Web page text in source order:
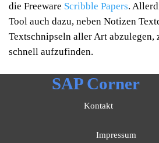
die Freeware Scribble Papers.
Tool auch dazu, neben Notizen
Textschnipseln aller Art abzulegen,
schnell aufzufinden.
Kontakt
Impressum
SAP Corner